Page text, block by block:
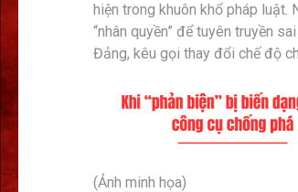
hiện trong khuôn khổ pháp luật.
“nhân quyền” để tuyên truyền
Đảng, kêu gọi thay đổi chế độ
(Ảnh minh họa)